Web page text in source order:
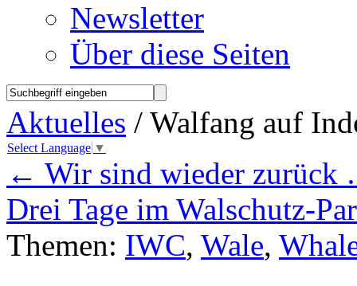
Newsletter
Über diese Seiten
Aktuelles / Walfang auf
Select Language ▼
← Wir sind wieder
Drei Tage im Walschutz-
Themen: IWC, Wale,